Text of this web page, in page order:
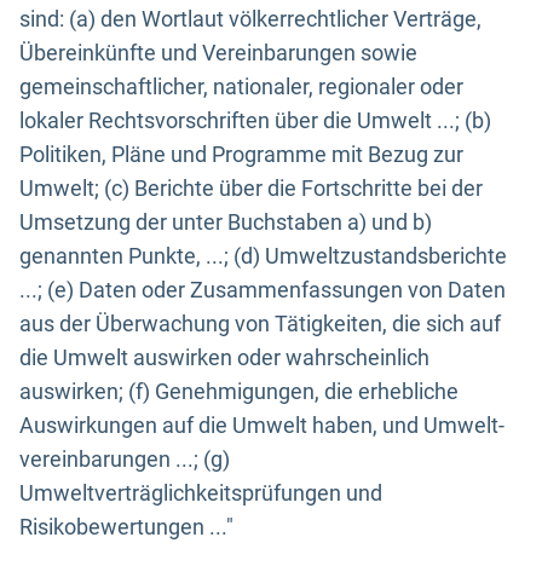
sind: (a) den Wortlaut völkerrechtlicher Verträge,
Übereinkünfte und Vereinbarungen sowie
gemeinschaftlicher, nationaler, regionaler oder
lokaler Rechtsvorschriften über die Umwelt ...; (b)
Politiken, Pläne und Programme mit Bezug zur
Umwelt; (c) Berichte über die Fortschritte bei der
Umsetzung der unter Buchstaben a) und b)
genannten Punkte, ...; (d) Umweltzustandsberichte
...; (e) Daten oder Zusammenfassungen von Daten
aus der Überwachung von Tätigkeiten, die sich auf
die Umwelt auswirken oder wahrscheinlich
auswirken; (f) Genehmigungen, die erhebliche
Auswirkungen auf die Umwelt haben, und Umwelt-
vereinbarungen ...; (g)
Umweltverträglichkeitsprüfungen und
Risikobewertungen ..."